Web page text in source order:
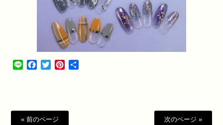
Line Facebook
TwitterPinterest
« 前のページ 次のページ »